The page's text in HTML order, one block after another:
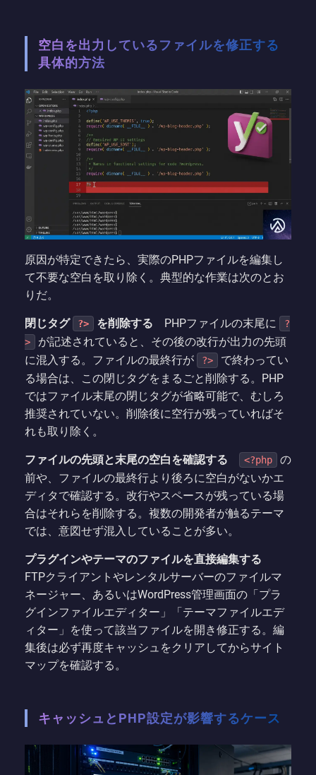
空白を出力しているファイルを修正する
具体的方法
原因が特定できたら、実際のPHPファイルを編集し
て不要な空白を取り除く。典型的な作業は次のとお
りだ。
閉じタグ ?> を削除する PHPファイルの末尾に
?
>
が記述されていると、その後の改行が出力の先頭
に混入する。ファイルの最終行が
?>
で終わってい
る場合は、この閉じタグをまるごと削除する。PHP
ではファイル末尾の閉じタグが省略可能で、むしろ
推奨されていない。削除後に空行が残っていればそ
れも取り除く。
ファイルの先頭と末尾の空白を確認する <?php
の
前や、ファイルの最終行より後ろに空白がないかエ
ディタで確認する。改行やスペースが残っている場
合はそれらを削除する。複数の開発者が触るテーマ
では、意図せず混入していることが多い。
プラグインやテーマのファイルを直接編集する
FTPクライアントやレンタルサーバーのファイルマ
ネージャー、あるいはWordPress管理画面の「プラ
グインファイルエディター」「テーマファイルエデ
ィター」を使って該当ファイルを開き修正する。編
集後は必ず再度キャッシュをクリアしてからサイト
マップを確認する。
キャッシュとPHP設定が影響するケース